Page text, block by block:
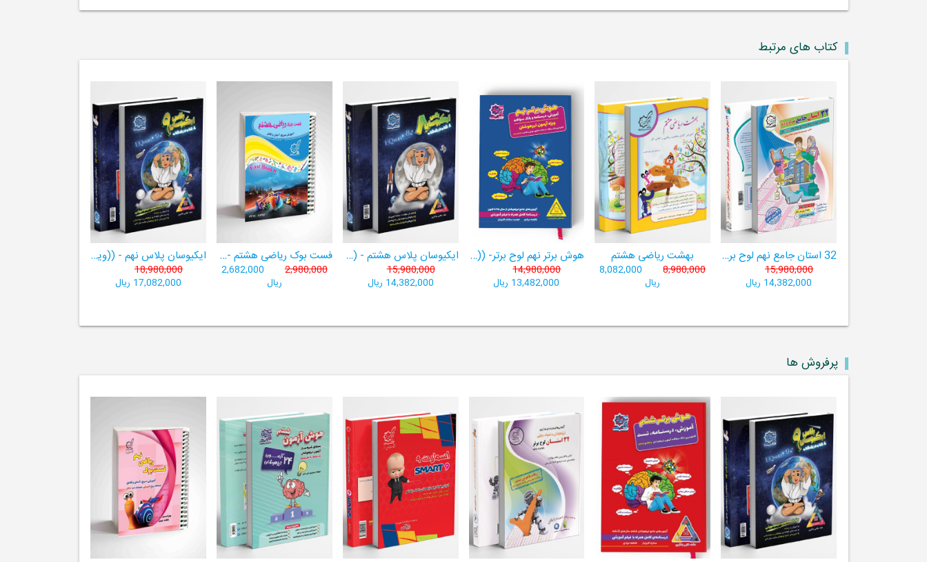
کتاب های مرتبط
32 استان جامع نهم لوح برتر ((مجموعه آزمون‌های وروردی دبیرستان‌های نمونه‌دولتی 31 استان کشور+ فیلم‌های آموزشی +سامانۀ آزمون ساز آنلاین))
15,980,000
14,382,000 ریال
بهشت ریاضی هشتم
8,980,000
8,082,000
ریال
هوش برتر نهم لوح برتر- ((ویژۀ آزمون تیزهوشان پایۀ نهم+ فیلم آموزشی + سامانۀ آزمون‌ساز رایگان))
14,980,000
13,482,000 ریال
ایکیوسان پلاس هشتم - ((ویژۀ مدارس نمونه دولتی، تیزهوشان و سمپاد+ فیلم‌های آموزشی+سامانۀ آزمون‌ساز رایگان))
15,980,000
14,382,000 ریال
فست بوک ریاضی هشتم -((آموزش سریع، آسان و کامل ریاضی پایۀ هشتم))
2,980,000
2,682,000
ریال
ایکیوسان پلاس نهم - ((ویژۀ مدارس نمونه دولتی، تیزهوشان و سمپاد+ فیلم‌های آموزشی+سامانۀ آزمون‌ساز رایگان))
18,980,000
17,082,000 ریال
پرفروش ها